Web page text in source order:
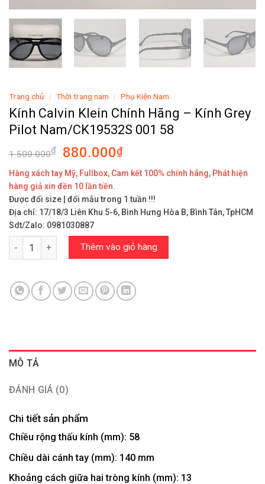
Trang chủ / Thời trang nam / Phụ Kiện Nam
Kính Calvin Klein Chính Hãng – Kính Grey
Pilot Nam/CK19532S 001 58
1.500.000₫ 880.000₫
Hàng xách tay Mỹ, Fullbox, Cam kết 100% chính hãng, Phát hiện
hàng giả xin đền 10 lần tiền.
Được đổi size | đổi mẫu trong 1 tuần !!!
Địa chỉ: 17/18/3 Liên Khu 5-6, Bình Hưng Hòa B, Bình Tân, TpHCM
Sdt/Zalo: 0981030887
Kính Calvin Klein Chính Hãng - Kính Grey Pilot Nam/CK19532S
Thêm vào giỏ hàng
MÔ TẢ
ĐÁNH GIÁ (0)
Chi tiết sản phẩm
Chiều rộng thấu kính (mm): 58
Chiều dài cánh tay (mm): 140 mm
Khoảng cách giữa hai tròng kính (mm): 13